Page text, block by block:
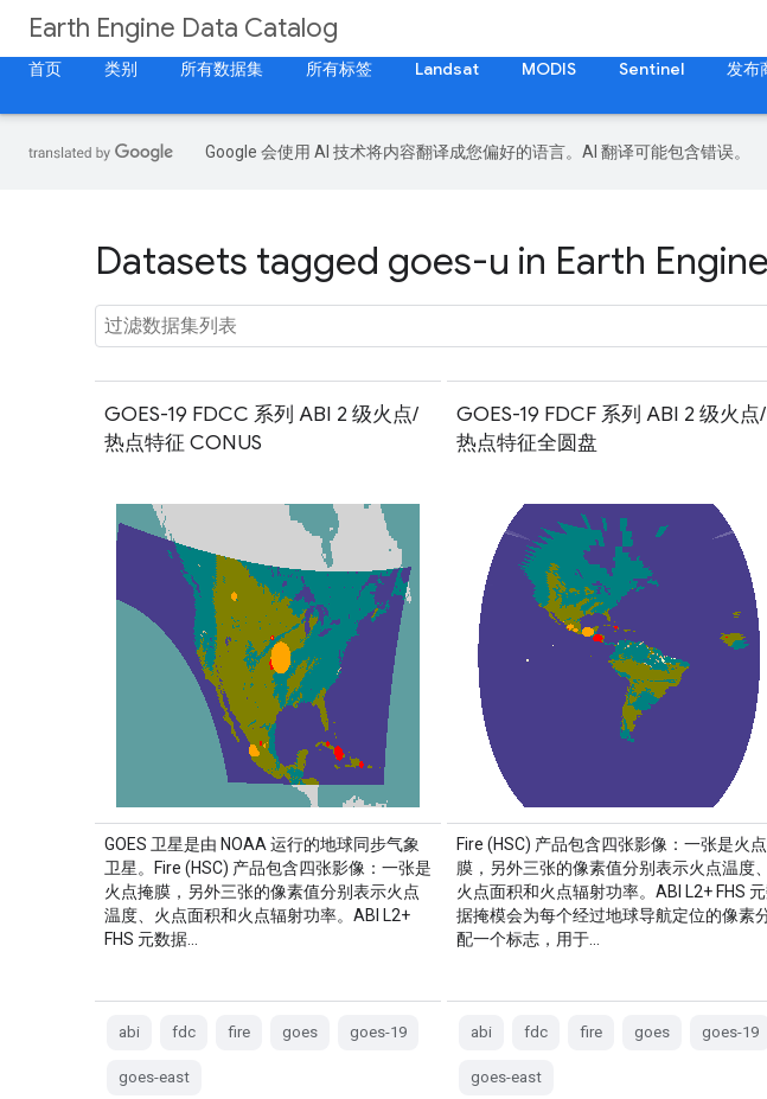
Earth Engine Data Catalog
首页
类别 所有数据集 所有标签 Landsat MODIS Sentinel 发布
Google 会使用 AI 技术将内容翻译成您偏好的语言。AI 翻译可能包含错误。
Datasets tagged goes-u in Earth Engine
GOES-19 FDCC 系列 ABI 2 级火点/
热点特征 CONUS
GOES 卫星是由 NOAA 运行的地球同步气象
卫星。Fire (HSC) 产品包含四张影像：一张是
火点掩膜，另外三张的像素值分别表示火点
温度、火点面积和火点辐射功率。ABI L2+
FHS 元数据…
abi fdc fire goes goes-19
goes-east
GOES-19 FDCF 系列 ABI 2 级火点/
热点特征全圆盘
Fire (HSC) 产品包含四张影像：一张是火
膜，另外三张的像素值分别表示火点温度、
火点面积和火点辐射功率。ABI L2+ FHS
据掩模会为每个经过地球导航定位的像素
配一个标志，用于…
abi fdc fire goes goes-19
goes-east